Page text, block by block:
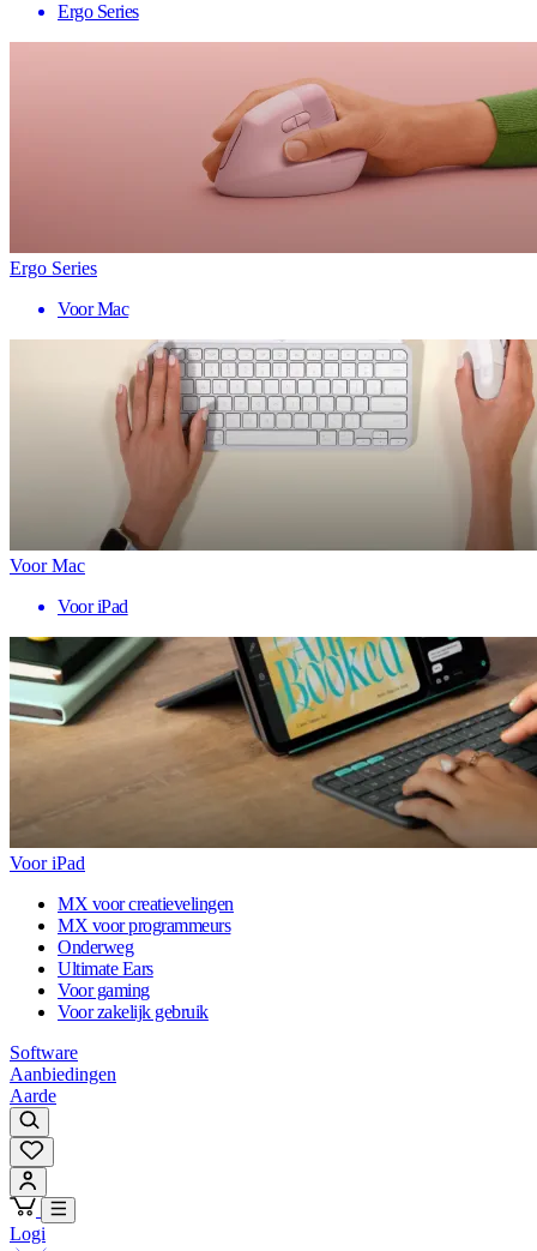
Ergo Series
Ergo Series
Voor Mac
Voor Mac
Voor iPad
Voor iPad
MX voor creatievelingen
MX voor programmeurs
Onderweg
Ultimate Ears
Voor gaming
Voor zakelijk gebruik
Software
Aanbiedingen
Aarde
Logi